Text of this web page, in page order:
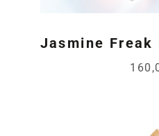
Jasmine Freak